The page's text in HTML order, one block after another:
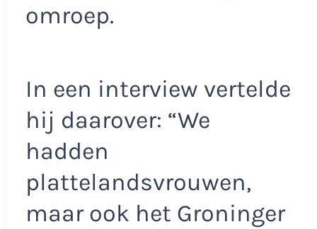
omroep.
In een interview vertelde
hij daarover: “We
hadden
plattelandsvrouwen,
maar ook het Groninger